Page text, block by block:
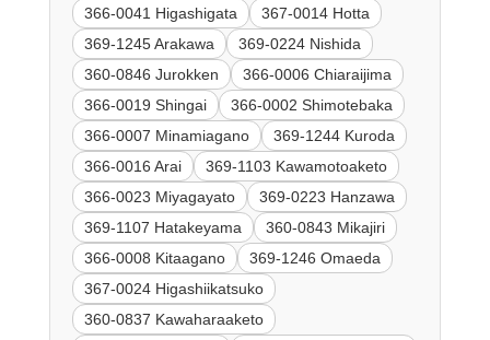
366-0041 Higashigata
367-0014 Hotta
369-1245 Arakawa
369-0224 Nishida
360-0846 Jurokken
366-0006 Chiaraijima
366-0019 Shingai
366-0002 Shimotebaka
366-0007 Minamiagano
369-1244 Kuroda
366-0016 Arai
369-1103 Kawamotoaketo
366-0023 Miyagayato
369-0223 Hanzawa
369-1107 Hatakeyama
360-0843 Mikajiri
366-0008 Kitaagano
369-1246 Omaeda
367-0024 Higashiikatsuko
360-0837 Kawaharaaketo